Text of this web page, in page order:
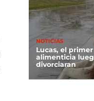
NOTICIAS
Lucas, el
alimenticia
divorciaran